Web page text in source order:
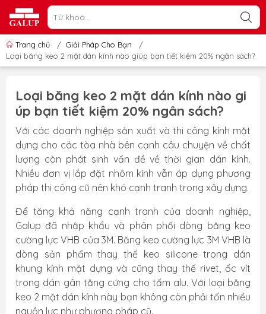
Trang chủ / Giải Pháp Cho Bạn
/
Loại băng keo 2 mặt dán kính nào giúp bạn tiết kiệm 20% ngân sách?
Loại băng keo 2 mặt dán kính nào gi
úp bạn tiết kiệm 20% ngân sách?
Với các doanh nghiệp sản xuất và thi công kính mặt
dựng cho các tòa nhà bên cạnh câu chuyện về chất
lượng còn phát sinh vấn đề về thời gian dán kính.
Nhiều đơn vị lắp đặt nhôm kính vẫn áp dụng phương
pháp thi công cũ nên khó cạnh tranh trong xây dựng.
Để tăng khả năng cạnh tranh của doanh nghiệp,
Galup đã nhập khẩu và phân phối dòng băng keo
cường lực VHB của 3M. Băng keo cường lực 3M VHB là
dòng sản phẩm thay thế keo silicone trong dán
khung kính mặt dựng và cũng thay thế rivet, ốc vít
trong dán gân tăng cứng cho tấm alu. Với loại băng
keo 2 mặt dán kính này bạn không còn phải tốn nhiều
nguồn lực như phương pháp cũ.